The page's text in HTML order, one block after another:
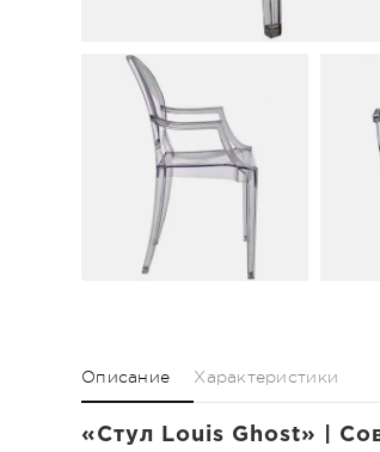
Описание Характеристики
«Стул Louis Ghost» |